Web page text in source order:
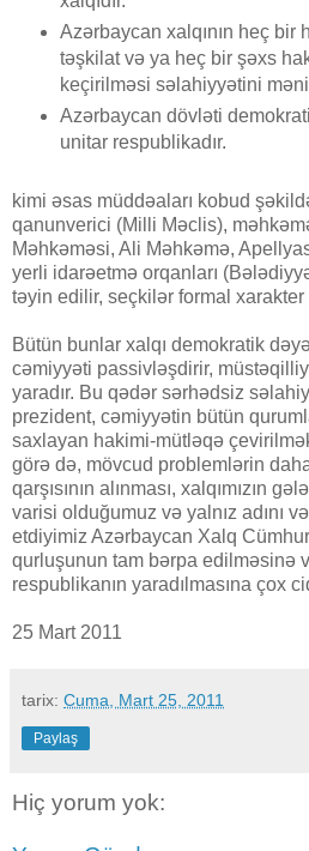
Azərbaycan xalqının heç bir
təşkilat və ya heç bir şəxs
keçirilməsi səlahiyyətini
Azərbaycan dövləti
unitar respublikadır.
kimi əsas müddəaları kobud
qanunverici (Milli Məclis),
Məhkəməsi, Ali Məhkəmə,
yerli idarəetmə orqanları
təyin edilir, seçkilər formal xarakter
Bütün bunlar xalqı demokratik
cəmiyyəti passivləşdirir,
yaradır. Bu qədər sərhədsiz
prezident, cəmiyyətin bütün
saxlayan hakimi-mütləqə
görə də, mövcud problemlərin
qarşısının alınması, xalqımızın
varisi olduğumuz və yalnız adını
etdiyimiz Azərbaycan Xalq
qurluşunun tam bərpa edilməsinə
respublikanın yaradılmasına çox
25 Mart 2011
tarix: Cuma, Mart 25, 2011
Paylaş
Hiç yorum yok: